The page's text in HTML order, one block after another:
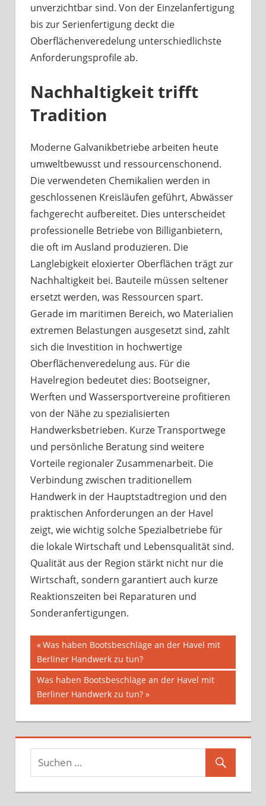
unverzichtbar sind. Von der Einzelanfertigung
bis zur Serienfertigung deckt die
Oberflächenveredelung unterschiedlichste
Anforderungsprofile ab.
Nachhaltigkeit trifft
Tradition
Moderne Galvanikbetriebe arbeiten heute
umweltbewusst und ressourcenschonend.
Die verwendeten Chemikalien werden in
geschlossenen Kreisläufen geführt, Abwässer
fachgerecht aufbereitet. Dies unterscheidet
professionelle Betriebe von Billiganbietern,
die oft im Ausland produzieren. Die
Langlebigkeit eloxierter Oberflächen trägt zur
Nachhaltigkeit bei. Bauteile müssen seltener
ersetzt werden, was Ressourcen spart.
Gerade im maritimen Bereich, wo Materialien
extremen Belastungen ausgesetzt sind, zahlt
sich die Investition in hochwertige
Oberflächenveredelung aus. Für die
Havelregion bedeutet dies: Bootseigner,
Werften und Wassersportvereine profitieren
von der Nähe zu spezialisierten
Handwerksbetrieben. Kurze Transportwege
und persönliche Beratung sind weitere
Vorteile regionaler Zusammenarbeit. Die
Verbindung zwischen traditionellem
Handwerk in der Hauptstadtregion und den
praktischen Anforderungen an der Havel
zeigt, wie wichtig solche Spezialbetriebe für
die lokale Wirtschaft und Lebensqualität sind.
Qualität aus der Region stärkt nicht nur die
Wirtschaft, sondern garantiert auch kurze
Reaktionszeiten bei Reparaturen und
Sonderanfertigungen.
Beitragsnavigation
Vorheriger
Beitrag:
Was haben Bootsbeschläge an der Havel mit
Berliner Handwerk zu tun?
Nächster
Beitrag:
Was haben Bootsbeschläge an der Havel mit
Berliner Handwerk zu tun?